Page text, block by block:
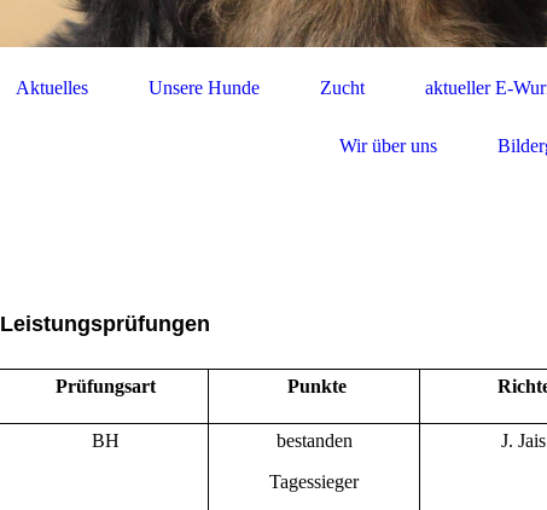
Aktuelles Unsere Hunde Zucht aktueller E-
Wir über uns
Leistungsprüfungen
Prüfungsart Punkte
BH
bestanden
Tagessieger
J. Jais